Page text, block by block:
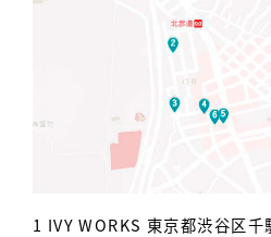
1 IVY WORKS 東京都渋谷区千